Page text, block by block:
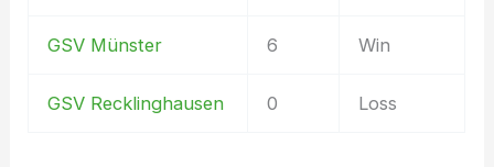
GSV Münster 6 Win
GSV Recklinghausen 0 Loss